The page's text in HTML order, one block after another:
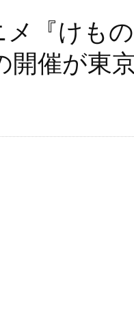
メ『けも
開催が東